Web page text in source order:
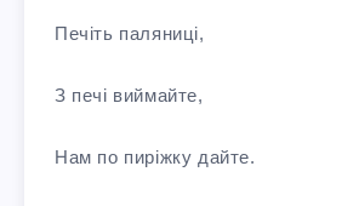
Печіть паляниці,
З печі виймайте,
Нам по пиріжку дайте.